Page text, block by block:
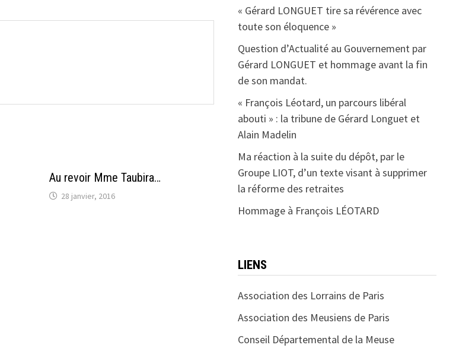
Au revoir Mme Taubira…
28 janvier, 2016
« Gérard LONGUET tire sa révérence avec
toute son éloquence »
Question d’Actualité au Gouvernement par
Gérard LONGUET et hommage avant la fin
de son mandat.
« François Léotard, un parcours libéral
abouti » : la tribune de Gérard Longuet et
Alain Madelin
Ma réaction à la suite du dépôt, par le
Groupe LIOT, d’un texte visant à supprimer
la réforme des retraites
Hommage à François LÉOTARD
LIENS
Association des Lorrains de Paris
Association des Meusiens de Paris
Conseil Départemental de la Meuse